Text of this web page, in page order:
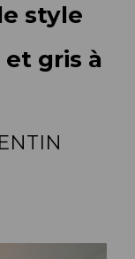
style
gris à